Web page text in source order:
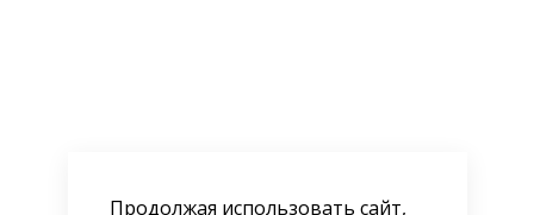
Продолжая использовать сайт,